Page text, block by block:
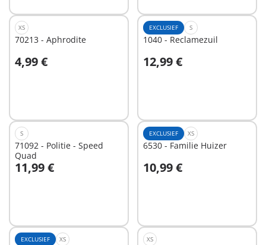
XS
70213 - Aphrodite
4,99 €
In winkelwagen
EXCLUSIEF S
1040 - Reclamezuil
12,99 €
In winkelwagen
S
71092 - Politie - Speed
Quad
11,99 €
In winkelwagen
EXCLUSIEF XS
6530 - Familie Huizer
10,99 €
In winkelwagen
EXCLUSIEF XS XS